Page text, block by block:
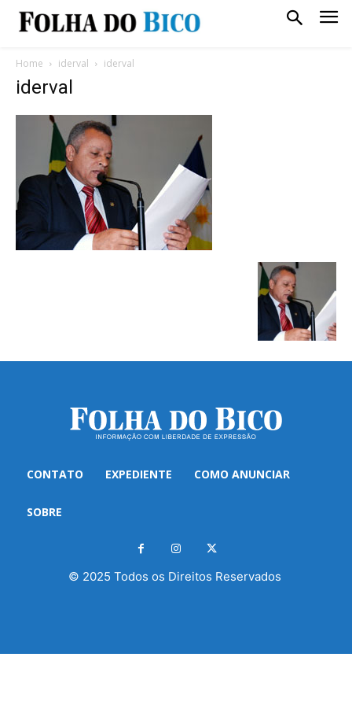
Home iderval iderval
iderval
CONTATO EXPEDIENTE COMO ANUNCIAR
SOBRE
© 2025 Todos os Direitos Reservados